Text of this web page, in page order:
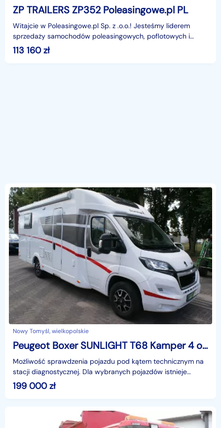
ZP TRAILERS ZP352 Poleasingowe.pl PL
Witajcie w Poleasingowe.pl Sp. z .o.o.! Jesteśmy liderem
sprzedaży samochodów poleasingowych, poflotowych i
powindykacyjnych.Mamy dla was świetną okazję! Zobacz
113 160zł
Nowy Tomyśl, wielkopolskie
Peugeot Boxer SUNLIGHT T68 Kamper 4 osobowy Opuszczane łóżko Markiza Kamera Lodówk
Możliwość sprawdzenia pojazdu pod kątem technicznym na
stacji diagnostycznej. Dla wybranych pojazdów istnieje
możliwość dokupienia pisemnej gwarancji ! ! ! Ofer
199 000zł